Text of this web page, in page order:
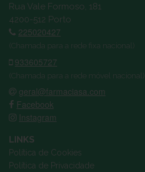
Rua Vale Formoso, 181
4200-512 Porto
225020427
(Chamada para a rede fixa nacional)
933605727
(Chamada para a rede móvel nacional)
geral@farmaciasa.com
Facebook
Instagram
LINKS
Política de Cookies
Política de Privacidade